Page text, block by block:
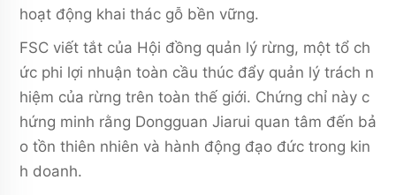
hoạt động khai thác gỗ bền vững.
FSC viết tắt của Hội đồng quản lý rừng, một tổ ch
ức phi lợi nhuận toàn cầu thúc đẩy quản lý trách n
hiệm của rừng trên toàn thế giới. Chứng chỉ này c
hứng minh rằng Dongguan Jiarui quan tâm đến bả
o tồn thiên nhiên và hành động đạo đức trong kin
h doanh.